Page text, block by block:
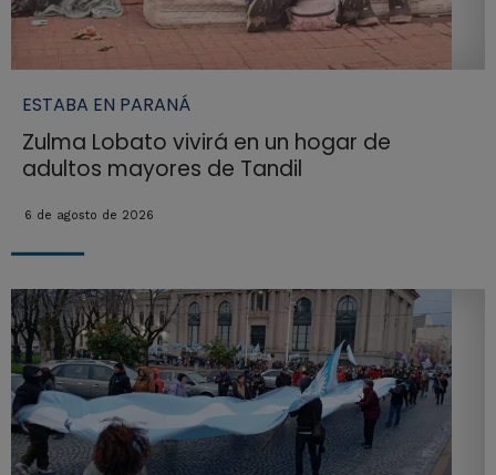
ESTABA EN PARANÁ
Zulma Lobato vivirá en un hogar de
adultos mayores de Tandil
6 de agosto de 2026